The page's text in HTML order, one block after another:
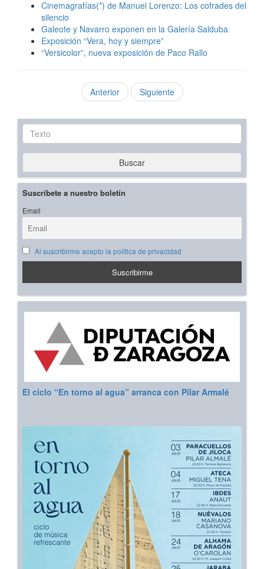
Cinemagrafías(*) de Manuel Lorenzo: Los cofrades del
silencio
Galeote y Navarro exponen en la Galería Salduba
Exposición “Vera, hoy y siempre”
“Versicolor”, nueva exposición de Paco Rallo
Anterior Siguiente
Texto
Buscar
Suscríbete a nuestro boletín
Email
Al suscribirme acepto la política de privacidad
El ciclo “En torno al agua” arranca con Pilar Armalé